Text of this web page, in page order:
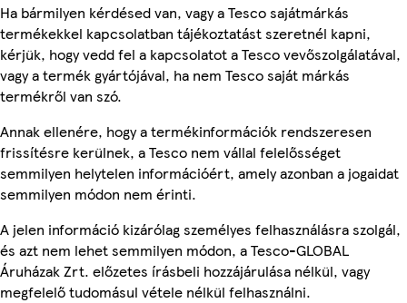
Ha bármilyen kérdésed van, vagy a Tesco sajátmárkás
termékekkel kapcsolatban tájékoztatást szeretnél kapni,
kérjük, hogy vedd fel a kapcsolatot a Tesco vevőszolgálatával,
vagy a termék gyártójával, ha nem Tesco saját márkás
termékről van szó.
Annak ellenére, hogy a termékinformációk rendszeresen
frissítésre kerülnek, a Tesco nem vállal felelősséget
semmilyen helytelen információért, amely azonban a jogaidat
semmilyen módon nem érinti.
A jelen információ kizárólag személyes felhasználásra szolgál,
és azt nem lehet semmilyen módon, a Tesco-GLOBAL
Áruházak Zrt. előzetes írásbeli hozzájárulása nélkül, vagy
megfelelő tudomásul vétele nélkül felhasználni.